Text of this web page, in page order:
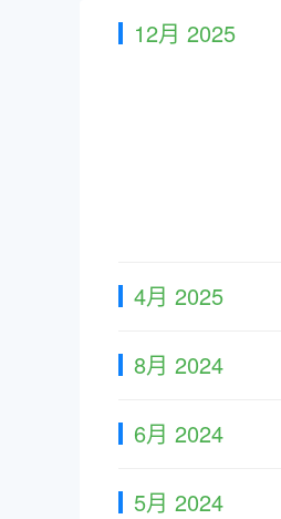
12月 2025
4月 2025
8月 2024
6月 2024
5月 2024